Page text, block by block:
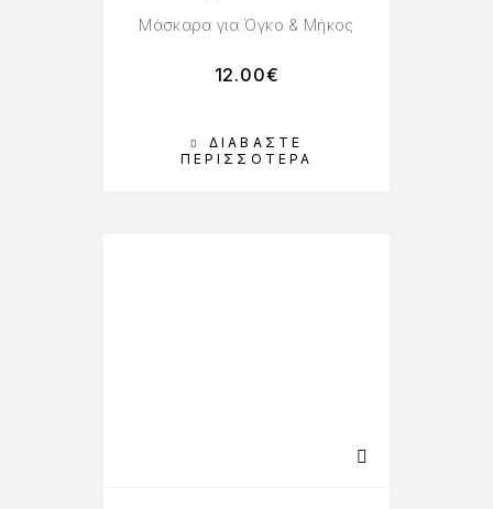
ΔΙΑΒΆΣΤΕ
ΠΕΡΙΣΣΌΤΕΡΑ
Μάσκαρα για Όγκο & Μήκος
12.00€